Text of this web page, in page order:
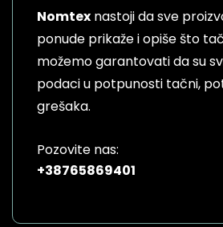
Nomtex nastoji da sve
ponude prikaže i opiše što
možemo garantovati da su
podaci u potpunosti tačni,
grešaka.
Pozovite nas:
+38765869401